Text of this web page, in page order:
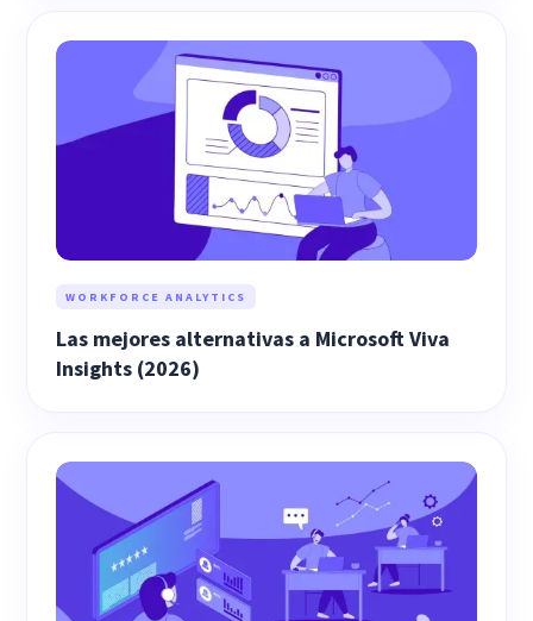
WORKFORCE ANALYTICS
Las mejores alternativas a Microsoft Viva
Insights (2026)